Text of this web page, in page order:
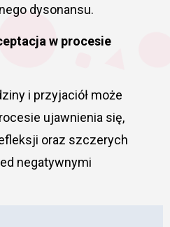
dysonansu.
w procesie
i przyjaciół może
ujawnienia się,
oraz szczerych
negatywnymi